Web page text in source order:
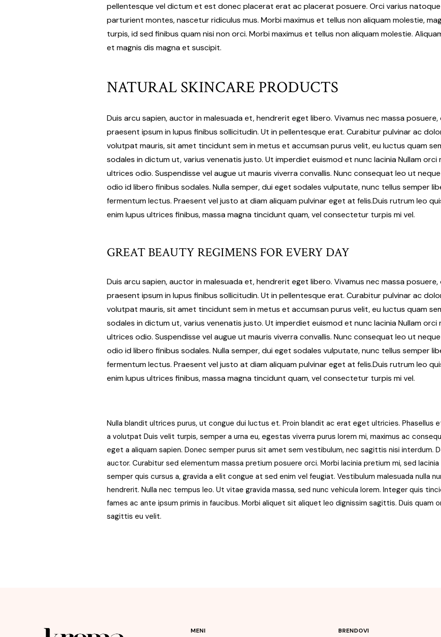
pellentesque vel dictum et est donec placerat erat ac placerat posuere. Orci varius
parturient montes, nascetur ridiculus mus. Morbi maximus et tellus non aliquam molestie,
turpis, id sed finibus quam nisi non orci. Morbi maximus et tellus non aliquam molestie.
et magnis dis magna et suscipit.
NATURAL SKINCARE PRODUCTS
Duis arcu sapien, auctor in malesuada et, hendrerit eget libero. Vivamus nec massa
praesent ipsum in lupus finibus sollicitudin. Ut in pellentesque erat. Curabitur pulvinar ac
volutpat mauris, sit amet tincidunt sem in metus et accumsan purus velit, eu luctus quam
sodales in dictum ut, varius venenatis justo. Ut imperdiet euismod et nunc lacinia Nullam
ultrices odio. Suspendisse vel augue ut mauris viverra convallis. Nunc consequat leo ut
odio id libero finibus sodales. Nulla semper, dui eget sodales vulputate, nunc tellus semper
fermentum lectus. Praesent vel justo at diam aliquam pulvinar eget at felis.Duis rutrum leo
enim lupus ultrices finibus, massa magna tincidunt quam, vel consectetur turpis mi vel.
GREAT BEAUTY REGIMENS FOR EVERY DAY
Duis arcu sapien, auctor in malesuada et, hendrerit eget libero. Vivamus nec massa
praesent ipsum in lupus finibus sollicitudin. Ut in pellentesque erat. Curabitur pulvinar ac
volutpat mauris, sit amet tincidunt sem in metus et accumsan purus velit, eu luctus quam
sodales in dictum ut, varius venenatis justo. Ut imperdiet euismod et nunc lacinia Nullam
ultrices odio. Suspendisse vel augue ut mauris viverra convallis. Nunc consequat leo ut
odio id libero finibus sodales. Nulla semper, dui eget sodales vulputate, nunc tellus semper
fermentum lectus. Praesent vel justo at diam aliquam pulvinar eget at felis.Duis rutrum leo
enim lupus ultrices finibus, massa magna tincidunt quam, vel consectetur turpis mi vel.
Nulla blandit ultrices purus, ut congue dui luctus et. Proin blandit ac erat eget ultricies. Phasellus
a volutpat Duis velit turpis, semper a urna eu, egestas viverra purus lorem mi, maximus ac
eget a aliquam sapien. Donec semper purus sit amet sem vestibulum, nec sagittis nisi interdum.
auctor. Curabitur sed elementum massa pretium posuere orci. Morbi lacinia pretium mi, sed
semper quis cursus a, gravida a elit congue at sed enim vel feugiat. Vestibulum malesuada nulla
hendrerit. Nulla nec tempus leo. Ut vitae gravida massa, sed nunc vehicula lorem. Integer quis
fames ac ante ipsum primis in faucibus. Morbi aliquet sit aliquet leo dignissim sagittis. Duis quam
sagittis eu velit.
MENI BRENDOVI